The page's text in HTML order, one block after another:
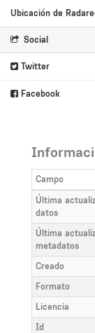
Ubicación de
Social
Twitter
Facebook
Campo
Última
datos
Última
metadatos
Creado
Formato
Licencia
Id